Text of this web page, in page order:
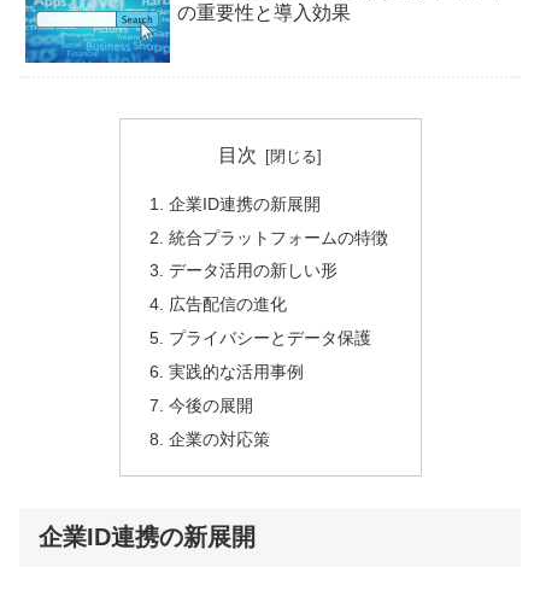
の重要性と導入効果
目次
企業ID連携の新展開
統合プラットフォームの特徴
データ活用の新しい形
広告配信の進化
プライバシーとデータ保護
実践的な活用事例
今後の展開
企業の対応策
企業ID連携の新展開